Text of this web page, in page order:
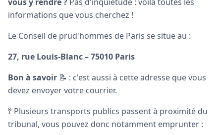
informations que vous cherchez !
Le Conseil de prud'hommes de Paris se situe au :
27, rue Louis-Blanc – 75010 Paris
Bon à savoir 📝 : c'est aussi à cette adresse que vous
devez envoyer votre courrier.
🚏 Plusieurs transports publics passent à proximité du
tribunal, vous pouvez donc notamment emprunter :